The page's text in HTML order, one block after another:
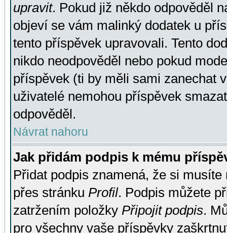
upravit. Pokud již někdo odpověděl
objeví se vám malinký dodatek u
tento příspěvek upravovali. Tento
nikdo neodpověděl nebo pokud
příspěvek (ti by měli sami zanechat
uživatelé nemohou příspěvek
odpověděl.
Návrat nahoru
Jak přidám podpis k mému
Přidat podpis znamená, že si
přes stránku Profil. Podpis můžete
zatržením položky Připojit podpis.
pro všechny vaše příspěvky